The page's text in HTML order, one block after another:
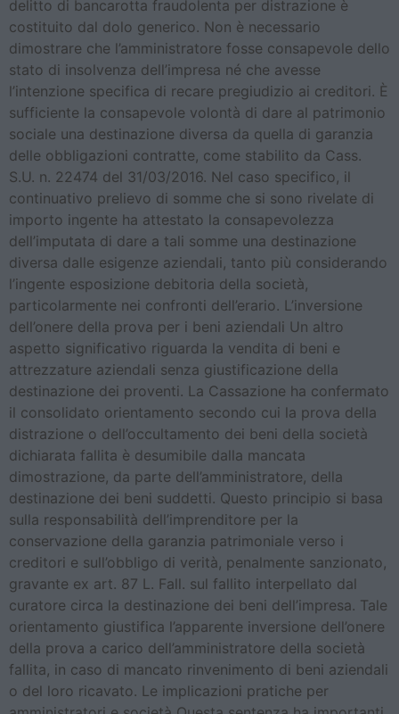
delitto di bancarotta fraudolenta per distrazione è
costituito dal dolo generico. Non è necessario
dimostrare che l’amministratore fosse consapevole dello
stato di insolvenza dell’impresa né che avesse
l’intenzione specifica di recare pregiudizio ai creditori. È
sufficiente la consapevole volontà di dare al patrimonio
sociale una destinazione diversa da quella di garanzia
delle obbligazioni contratte, come stabilito da Cass.
S.U. n. 22474 del 31/03/2016. Nel caso specifico, il
continuativo prelievo di somme che si sono rivelate di
importo ingente ha attestato la consapevolezza
dell’imputata di dare a tali somme una destinazione
diversa dalle esigenze aziendali, tanto più considerando
l’ingente esposizione debitoria della società,
particolarmente nei confronti dell’erario. L’inversione
dell’onere della prova per i beni aziendali Un altro
aspetto significativo riguarda la vendita di beni e
attrezzature aziendali senza giustificazione della
destinazione dei proventi. La Cassazione ha confermato
il consolidato orientamento secondo cui la prova della
distrazione o dell’occultamento dei beni della società
dichiarata fallita è desumibile dalla mancata
dimostrazione, da parte dell’amministratore, della
destinazione dei beni suddetti. Questo principio si basa
sulla responsabilità dell’imprenditore per la
conservazione della garanzia patrimoniale verso i
creditori e sull’obbligo di verità, penalmente sanzionato,
gravante ex art. 87 L. Fall. sul fallito interpellato dal
curatore circa la destinazione dei beni dell’impresa. Tale
orientamento giustifica l’apparente inversione dell’onere
della prova a carico dell’amministratore della società
fallita, in caso di mancato rinvenimento di beni aziendali
o del loro ricavato. Le implicazioni pratiche per